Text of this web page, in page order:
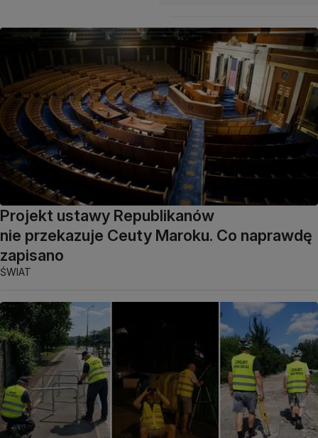
Projekt ustawy Republikanów
nie przekazuje Ceuty Maroku. Co naprawdę
zapisano
ŚWIAT